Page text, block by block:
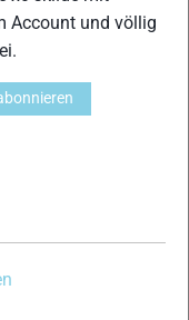
24
Account und völlig